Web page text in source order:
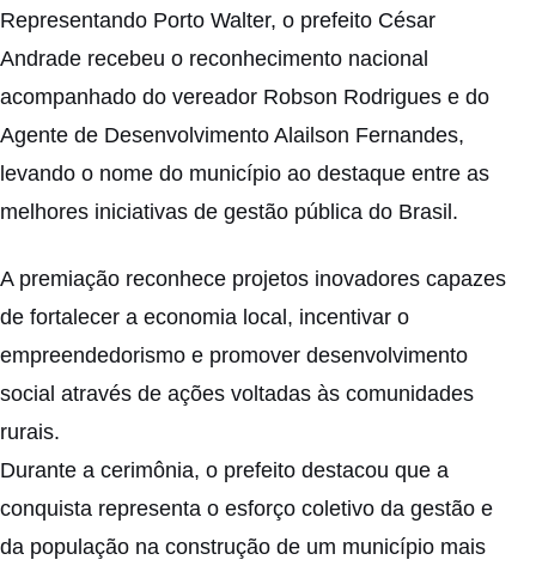
Representando Porto Walter, o prefeito César
Andrade recebeu o reconhecimento nacional
acompanhado do vereador Robson Rodrigues e do
Agente de Desenvolvimento Alailson Fernandes,
levando o nome do município ao destaque entre as
melhores iniciativas de gestão pública do Brasil.
A premiação reconhece projetos inovadores capazes
de fortalecer a economia local, incentivar o
empreendedorismo e promover desenvolvimento
social através de ações voltadas às comunidades
rurais.
Durante a cerimônia, o prefeito destacou que a
conquista representa o esforço coletivo da gestão e
da população na construção de um município mais